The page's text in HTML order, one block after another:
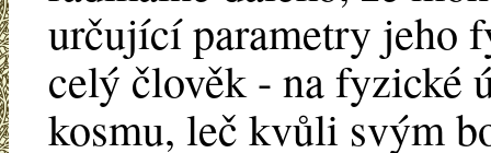
určující parametry jeho
celý člověk - na fyzické
kosmu, leč kvůli svým